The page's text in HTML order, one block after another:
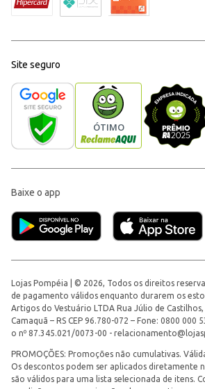
Site seguro
Baixe o app
Lojas Pompéia | © 2026, Todos os direitos
de pagamento válidos enquanto durarem os
Artigos do Vestuário LTDA Rua Júlio de
Camaquã – RS CEP 96.780-072 – Fone: 0800 000
o nº 87.345.021/0073-00 -
PROMOÇÕES: Promoções não cumulativas.
Os descontos podem ser aplicados diretamente
são válidos para uma lista selecionada de itens.